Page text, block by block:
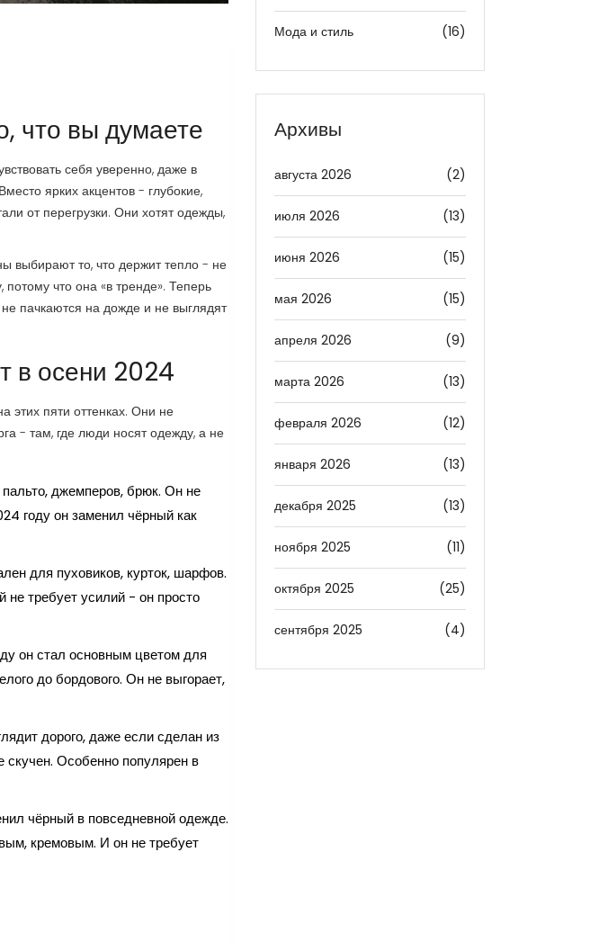
что вы думаете
себя уверенно, даже в
ярких акцентов - глубокие,
от перегрузки. Они хотят одежды,
выбирают то, что держит тепло - не
что она «в тренде». Теперь
пачкаются на дожде и не выглядят
в осени 2024
этих пяти оттенках. Они не
- там, где люди носят одежду, а не
джемперов, брюк. Он не
году он заменил чёрный как
для пуховиков, курток, шарфов.
требует усилий - он просто
он стал основным цветом для
до бордового. Он не выгорает,
дорого, даже если сделан из
скучен. Особенно популярен в
чёрный в повседневной одежде.
кремовым. И он не требует
Мода и стиль (16)
Архивы
августа 2026 (2)
июля 2026 (13)
июня 2026 (15)
мая 2026 (15)
апреля 2026 (9)
марта 2026 (13)
февраля 2026 (12)
января 2026 (13)
декабря 2025 (13)
ноября 2025 (11)
октября 2025 (25)
сентября 2025 (4)